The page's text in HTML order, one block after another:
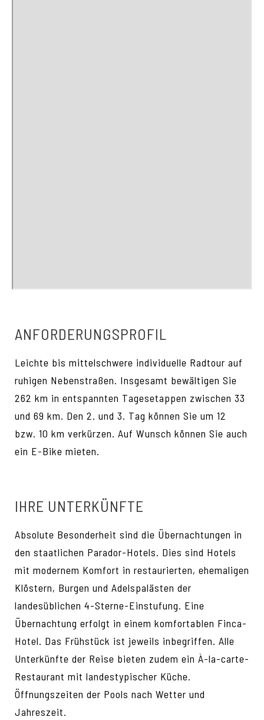
ANFORDERUNGSPROFIL
Leichte bis mittelschwere individuelle Radtour auf
ruhigen Nebenstraßen. Insgesamt bewältigen Sie
262 km in entspannten Tagesetappen zwischen 33
und 69 km. Den 2. und 3. Tag können Sie um 12
bzw. 10 km verkürzen. Auf Wunsch können Sie auch
ein E-Bike mieten.
IHRE UNTERKÜNFTE
Absolute Besonderheit sind die Übernachtungen in
den staatlichen Parador-Hotels. Dies sind Hotels
mit modernem Komfort in restaurierten, ehemaligen
Klöstern, Burgen und Adelspalästen der
landesüblichen 4-Sterne-Einstufung. Eine
Übernachtung erfolgt in einem komfortablen Finca-
Hotel. Das Frühstück ist jeweils inbegriffen. Alle
Unterkünfte der Reise bieten zudem ein À-la-carte-
Restaurant mit landestypischer Küche.
Öffnungszeiten der Pools nach Wetter und
Jahreszeit.